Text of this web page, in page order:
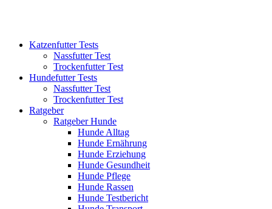
Katzenfutter Tests
Nassfutter Test
Trockenfutter Test
Hundefutter Tests
Nassfutter Test
Trockenfutter Test
Ratgeber
Ratgeber Hunde
Hunde Alltag
Hunde Ernährung
Hunde Erziehung
Hunde Gesundheit
Hunde Pflege
Hunde Rassen
Hunde Testbericht